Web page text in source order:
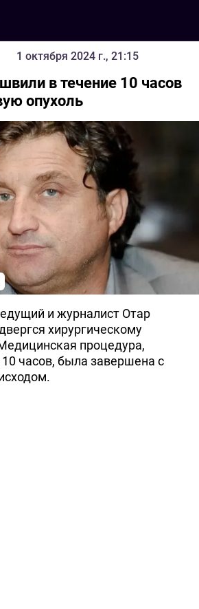
1 октября 2024 г., 21:15
в течение 10 часов
опухоль
и журналист Отар
хирургическому
процедура,
часов, была завершена с